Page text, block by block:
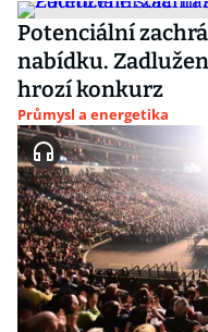
Potenciální
nabídku.
hrozí konkurz
Průmysl a energetika